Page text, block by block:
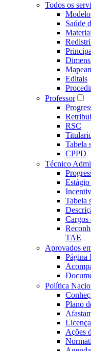
Todos os
Saúde
Editais
Professor
RSC
Tabela
CPPD
Técnico
Tabela
Cargos
TAE
Aprovados
Página
Política
Plano
Ações